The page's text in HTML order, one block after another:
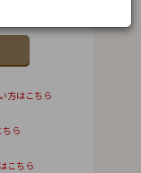
方はこちら
ら
こちら